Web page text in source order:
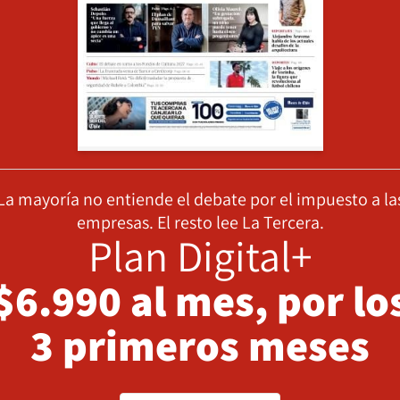
mayoría no entiende el debate por el impuesto a
empresas. El resto lee La Tercera.
Plan Digital+
al mes, por
3 primeros meses